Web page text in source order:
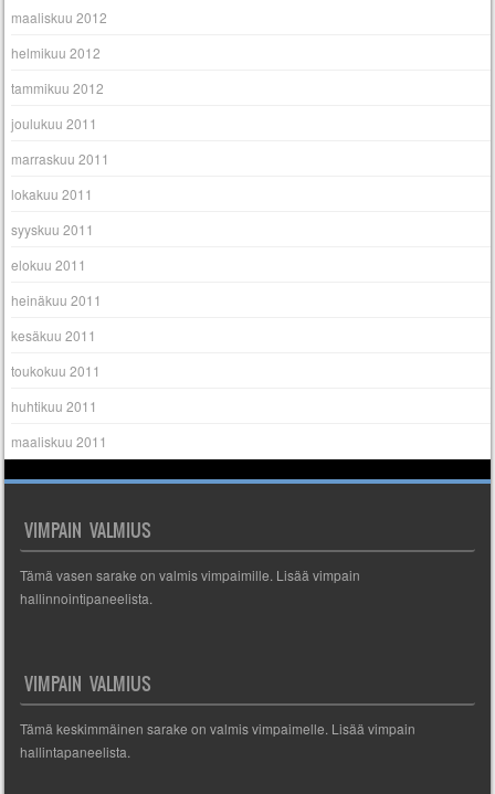
maaliskuu 2012
helmikuu 2012
tammikuu 2012
joulukuu 2011
marraskuu 2011
lokakuu 2011
syyskuu 2011
elokuu 2011
heinäkuu 2011
kesäkuu 2011
toukokuu 2011
huhtikuu 2011
maaliskuu 2011
VIMPAIN VALMIUS
Tämä vasen sarake on valmis vimpaimille. Lisää vimpain
hallinnointipaneelista.
VIMPAIN VALMIUS
Tämä keskimmäinen sarake on valmis vimpaimelle. Lisää vimpain
hallintapaneelista.